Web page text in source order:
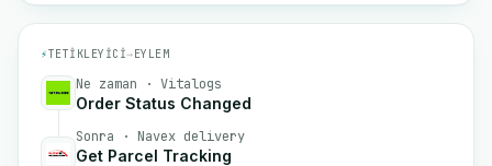
⚡TETIKLEYICI→EYLEM
Ne zaman · Vitalogs
Order Status Changed
Sonra · Navex delivery
Get Parcel Tracking